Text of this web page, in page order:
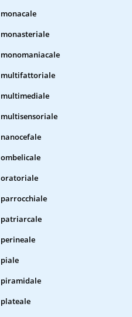
monacale
monasteriale
monomaniacale
multifattoriale
multimediale
multisensoriale
nanocefale
ombelicale
oratoriale
parrocchiale
patriarcale
perineale
piale
piramidale
plateale